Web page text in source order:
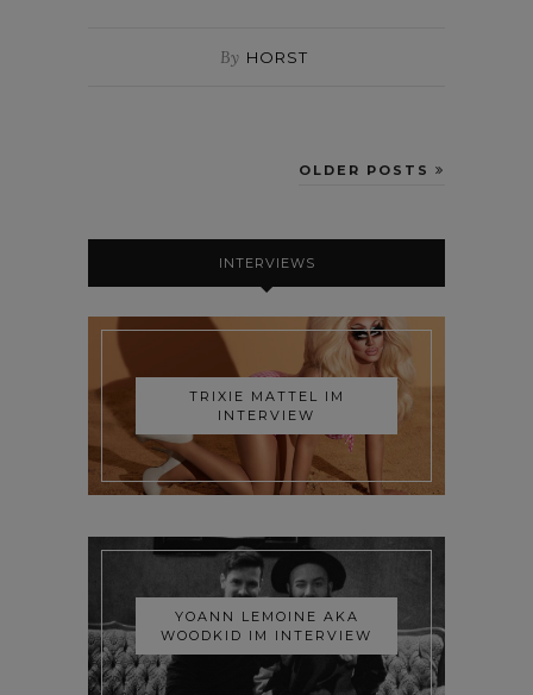
By HORST
OLDER POSTS
INTERVIEWS
TRIXIE MATTEL IM
INTERVIEW
YOANN LEMOINE AKA
WOODKID IM INTERVIEW